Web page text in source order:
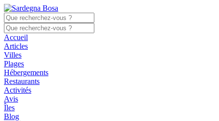
Accueil
Articles
Villes
Plages
Hébergements
Restaurants
Activités
Avis
Îles
Blog